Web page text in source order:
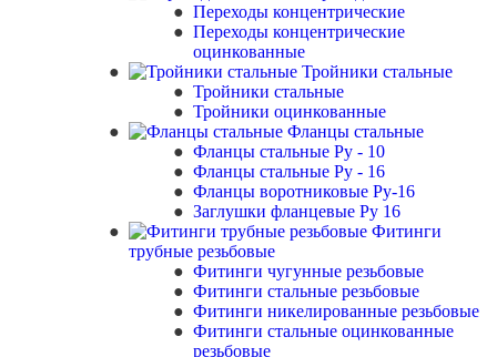
Переходы концентрические
Переходы концентрические
оцинкованные
Тройники стальные
Тройники стальные
Тройники оцинкованные
Фланцы стальные
Фланцы стальные Ру - 10
Фланцы стальные Ру - 16
Фланцы воротниковые Ру-16
Заглушки фланцевые Ру 16
Фитинги
трубные резьбовые
Фитинги чугунные резьбовые
Фитинги стальные резьбовые
Фитинги никелированные резьбовые
Фитинги стальные оцинкованные
резьбовые